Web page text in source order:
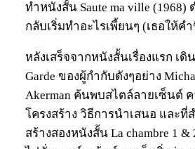
ทำหนังสั้น Saute ma ville
กลับเริ่มทำอะไรเพี้ยนๆ (เธอให้ค
หลังเสร็จจากหนังสั้นเรื่องแรก เดิ
Garde ของผู้กำกับดังๆอย่าง
Akerman ค้นพบสไตล์ลายเซ็นต์
โครงสร้าง วิธีการนำเสนอ และ
สร้างสองหนังสั้น La chambre 1